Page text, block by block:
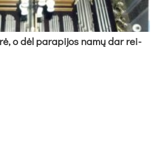
o dėl pa­ra­pi­jos na­mų dar rei­